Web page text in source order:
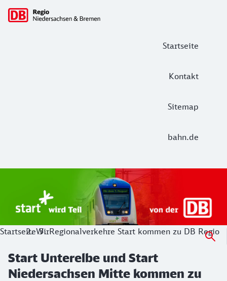
Startseite
Kontakt
Sitemap
bahn.de
Hauptnavigation
Start Unterelbe und Start
Ab August 2026 ist Start Teil der DB Regio. Ziel ist ein
StartseiteWirRegionalverkehre Start kommen zu DB Regio
Start Unterelbe und Start
Niedersachsen Mitte kommen zu